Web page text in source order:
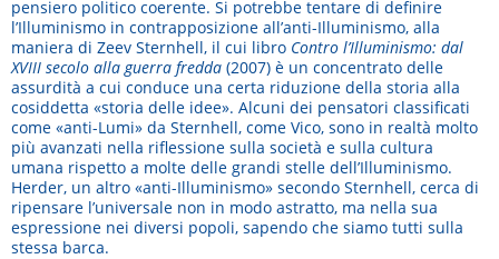
pensiero politico coerente. Si potrebbe tentare di definire
l’Illuminismo in contrapposizione all’anti-Illuminismo, alla
maniera di Zeev Sternhell, il cui libro Contro l’Illuminismo: dal
XVIII secolo alla guerra fredda (2007) è un concentrato delle
assurdità a cui conduce una certa riduzione della storia alla
cosiddetta «storia delle idee». Alcuni dei pensatori classificati
come «anti-Lumi» da Sternhell, come Vico, sono in realtà molto
più avanzati nella riflessione sulla società e sulla cultura
umana rispetto a molte delle grandi stelle dell’Illuminismo.
Herder, un altro «anti-Illuminismo» secondo Sternhell, cerca di
ripensare l’universale non in modo astratto, ma nella sua
espressione nei diversi popoli, sapendo che siamo tutti sulla
stessa barca.